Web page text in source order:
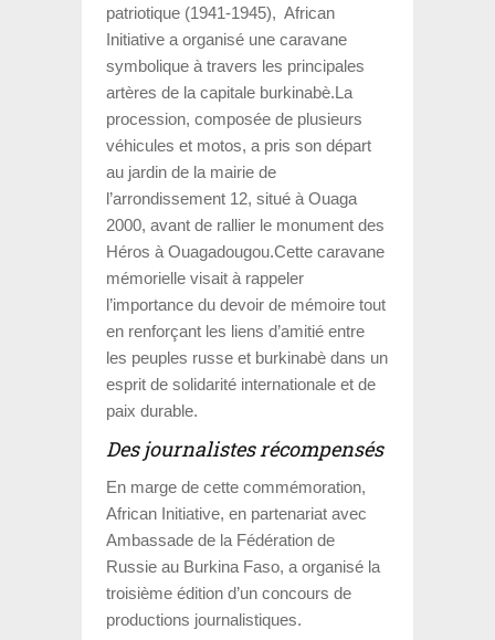
patriotique (1941-1945), African
Initiative a organisé une caravane
symbolique à travers les principales
artères de la capitale burkinabè.La
procession, composée de plusieurs
véhicules et motos, a pris son départ
au jardin de la mairie de
l’arrondissement 12, situé à Ouaga
2000, avant de rallier le monument des
Héros à Ouagadougou.Cette caravane
mémorielle visait à rappeler
l’importance du devoir de mémoire tout
en renforçant les liens d’amitié entre
les peuples russe et burkinabè dans un
esprit de solidarité internationale et de
paix durable.
Des journalistes récompensés
En marge de cette commémoration,
African Initiative, en partenariat avec
Ambassade de la Fédération de
Russie au Burkina Faso, a organisé la
troisième édition d’un concours de
productions journalistiques.